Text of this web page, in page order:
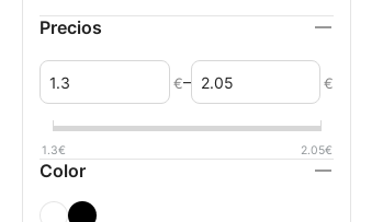
Precios
€– €
1.3€ 2.05€
Color